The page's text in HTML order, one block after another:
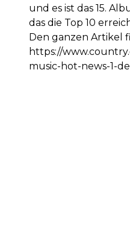
und es ist das 15.
das die Top 10
Den ganzen Artikel
https://
music-hot-news-1-